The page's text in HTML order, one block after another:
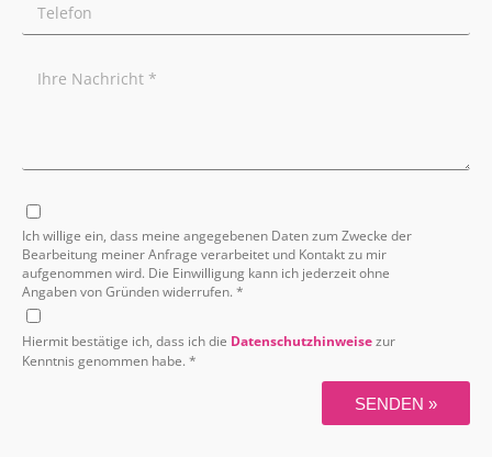
Ich willige ein, dass meine angegebenen Daten zum Zwecke der
Bearbeitung meiner Anfrage verarbeitet und Kontakt zu mir
aufgenommen wird. Die Einwilligung kann ich jederzeit ohne
Angaben von Gründen widerrufen. *
Hiermit bestätige ich, dass ich die Datenschutzhinweisezur
Kenntnis genommen habe. *
SENDEN »